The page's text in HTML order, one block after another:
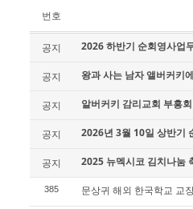
번호
공지 2026 하반기 순회영사업
공지 왕과 사는 남자 앨버커키
공지 알버커키 감리교회 부흥
공지 2026년 3월 10일 상반기
공지 2025 뉴멕시코 김치나
385 문상귀 해외 한국학교 교